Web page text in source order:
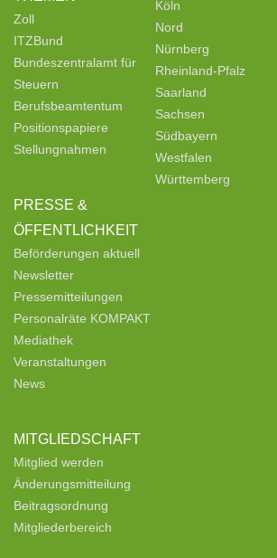
Zoll
ITZBund
Bundeszentralamt für
Steuern
Berufsbeamtentum
Positionspapiere
Stellungnahmen
PRESSE &
ÖFFENTLICHKEIT
Beförderungen aktuell
Newsletter
Pressemitteilungen
Personalräte KOMPAKT
Mediathek
Veranstaltungen
News
MITGLIEDSCHAFT
Mitglied werden
Änderungsmitteilung
Beitragsordnung
Mitgliederbereich
Köln
Nord
Nürnberg
Rheinland-Pfalz
Saarland
Sachsen
Südbayern
Westfalen
Württemberg